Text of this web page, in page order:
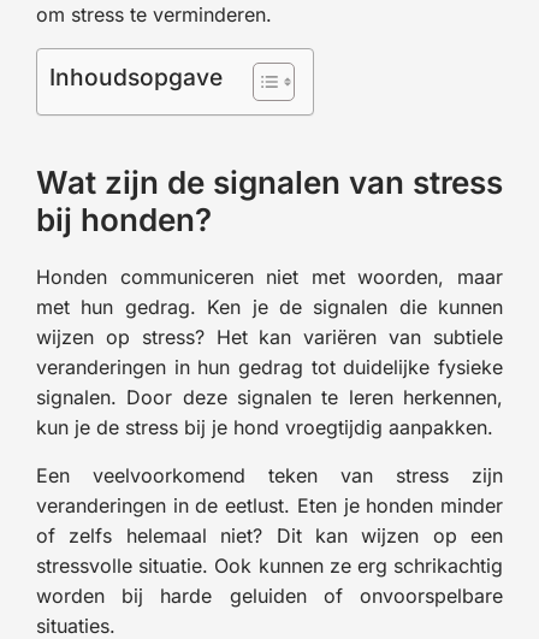
om stress te verminderen.
Inhoudsopgave
Wat zijn de signalen van stress
bij honden?
Honden communiceren niet met woorden, maar
met hun gedrag. Ken je de signalen die kunnen
wijzen op stress? Het kan variëren van subtiele
veranderingen in hun gedrag tot duidelijke fysieke
signalen. Door deze signalen te leren herkennen,
kun je de stress bij je hond vroegtijdig aanpakken.
Een veelvoorkomend teken van stress zijn
veranderingen in de eetlust. Eten je honden minder
of zelfs helemaal niet? Dit kan wijzen op een
stressvolle situatie. Ook kunnen ze erg schrikachtig
worden bij harde geluiden of onvoorspelbare
situaties.